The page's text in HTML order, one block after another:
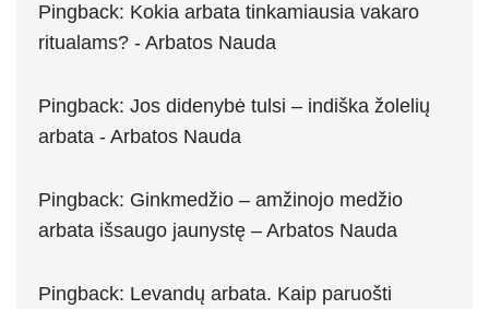
Pingback: Kokia arbata tinkamiausia vakaro
ritualams? - Arbatos Nauda
Pingback: Jos didenybė tulsi – indiška žolelių
arbata - Arbatos Nauda
Pingback: Ginkmedžio – amžinojo medžio
arbata išsaugo jaunystę – Arbatos Nauda
Pingback: Levandų arbata. Kaip paruošti